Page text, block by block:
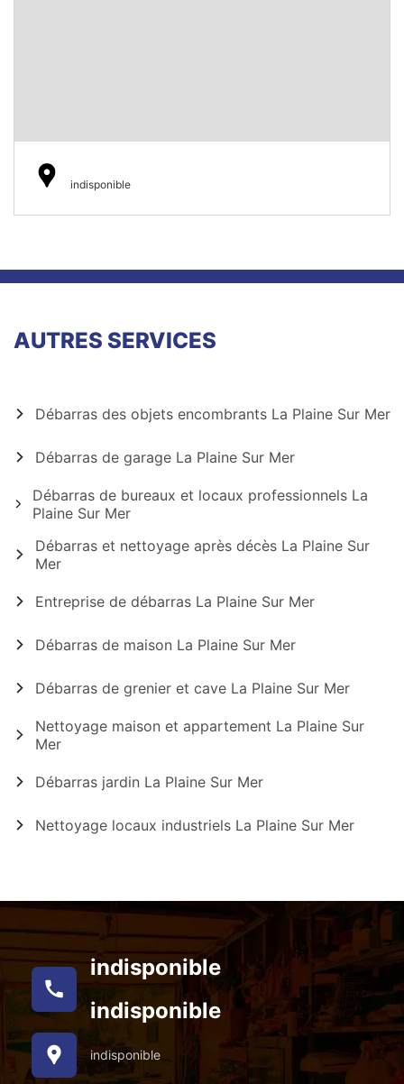
indisponible
AUTRES SERVICES
Débarras des objets encombrants La Plaine Sur Mer
Débarras de garage La Plaine Sur Mer
Débarras de bureaux et locaux professionnels La
Plaine Sur Mer
Débarras et nettoyage après décès La Plaine Sur
Mer
Entreprise de débarras La Plaine Sur Mer
Débarras de maison La Plaine Sur Mer
Débarras de grenier et cave La Plaine Sur Mer
Nettoyage maison et appartement La Plaine Sur
Mer
Débarras jardin La Plaine Sur Mer
Nettoyage locaux industriels La Plaine Sur Mer
indisponible
indisponible
indisponible